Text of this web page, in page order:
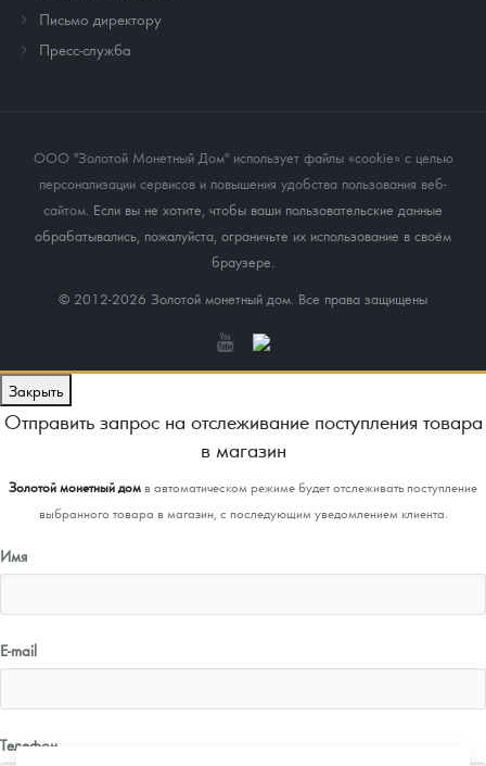
Письмо директору
Пресс-служба
ООО "Золотой Монетный Дом" использует файлы «cookie» с целью
персонализации сервисов и повышения удобства пользования веб-
сайтом . Если вы не хотите, чтобы ваши пользовательские данные
обрабатывались, пожалуйста, ограничьте их использование в своём
браузере.
© 2012-2026 Золотой монетный дом. Все права защищены
Закрыть
Отправить запрос на отслеживание поступления товара
в магазин
Золотой монетный домв автоматическом режиме будет отслеживать поступление
выбранного товара в магазин, с последующим уведомлением клиента.
Имя
E-mail
Телефон